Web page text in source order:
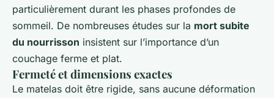
particulièrement durant les phases profondes de
sommeil. De nombreuses études sur la mort subite
du nourrisson insistent sur l’importance d’un
couchage ferme et plat.
Fermeté et dimensions exactes
Le matelas doit être rigide, sans aucune déformation